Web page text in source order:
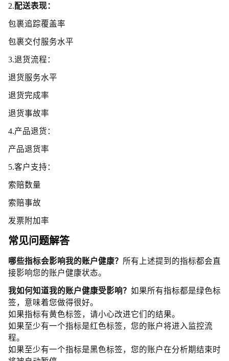
2.配送表现：
包裹追踪覆盖率
包裹交付服务水平
3.退货流程：
退货服务水平
退货完成率
退货事故率
4.产品退货：
产品退货率
5.客户支持：
索赔数量
索赔事故
发票附加率
常见问题解答
哪些指标会影响我的账户健康？ 所有上述提到的指标都会直
接影响您的账户健康状态。
我如何知道我的账户健康受影响？ 如果所有指标都是绿色标
签，意味着您做得很好。
如果指标有黄色标签，请小心改进它们的结果。
如果至少有一个指标是红色标签，您的账户将进入监控流
程。
如果至少有一个指标是黑色标签，您的账户在分析期结束时